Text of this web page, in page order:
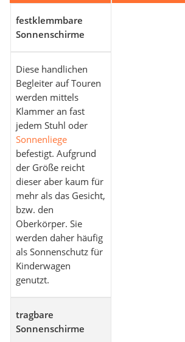
festklemmbare
Sonnenschirme
Diese handlichen
Begleiter auf Touren
werden mittels
Klammer an fast
jedem Stuhl oder
Sonnenliege
befestigt. Aufgrund
der Größe reicht
dieser aber kaum für
mehr als das Gesicht,
bzw. den
Oberkörper. Sie
werden daher häufig
als Sonnenschutz für
Kinderwagen
genutzt.
tragbare
Sonnenschirme